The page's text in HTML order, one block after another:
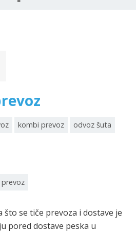
kombi prevoz odvoz šuta
što se tiče prevoza i dostave je
pored dostave peska u